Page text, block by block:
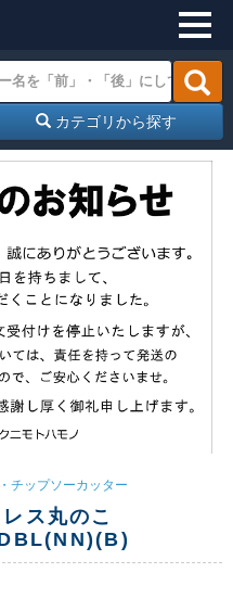
カテゴリから探す
チップソーカッター
ス丸のこ